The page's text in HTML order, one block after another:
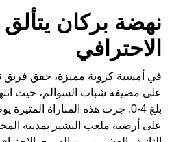
نهضة بركان
الاحترافي
في أمسية كروية مميزة، حقق فريق
على مضيفه شباب السوالم، حيث
على أرضية ملعب البشير بمدينة